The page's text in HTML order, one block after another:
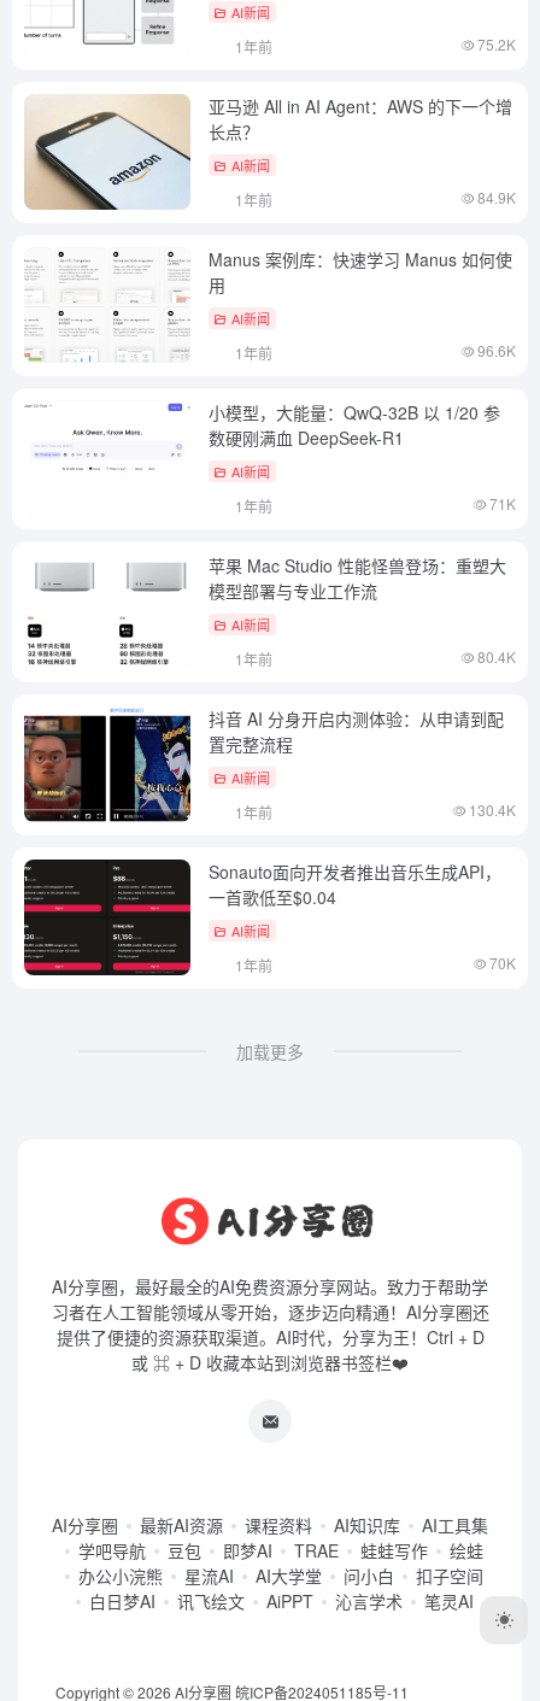
AI新闻
1年前 75.2K
亚马逊 All in AI Agent：AWS 的下一个增
长点？
AI新闻
1年前 84.9K
Manus 案例库：快速学习 Manus 如何使
用
AI新闻
1年前 96.6K
小模型，大能量：QwQ-32B 以 1/20 参
数硬刚满血 DeepSeek-R1
AI新闻
1年前 71K
苹果 Mac Studio 性能怪兽登场：重塑大
模型部署与专业工作流
AI新闻
1年前 80.4K
抖音 AI 分身开启内测体验：从申请到配
置完整流程
AI新闻
1年前 130.4K
Sonauto面向开发者推出音乐生成API，
一首歌低至$0.04
AI新闻
1年前 70K
加载更多
AI分享圈，最好最全的AI免费资源分享网站。致力于帮助学
习者在人工智能领域从零开始，逐步迈向精通！AI分享圈还
提供了便捷的资源获取渠道。AI时代，分享为王！Ctrl + D
或 ⌘ + D 收藏本站到浏览器书签栏❤️
AI分享圈 最新AI资源 课程资料 AI知识库
AI工具集
学吧导航
豆包 即梦AI TRAE 蛙蛙写作
绘蛙
办公小浣熊
星流AI AI大学堂 问小白
扣子空间
白日梦AI
讯飞绘文 AiPPT 沁言学术 笔灵AI
Copyright © 2026 AI分享圈 皖ICP备2024051185号-11